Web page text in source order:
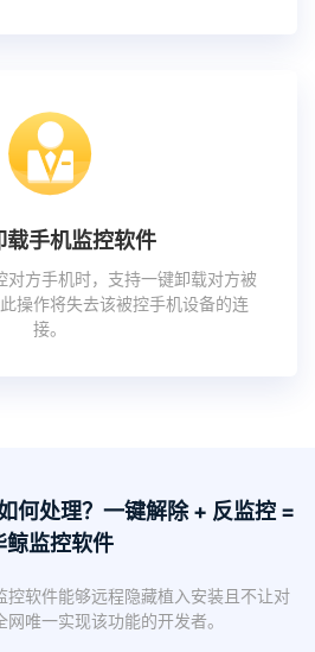
载手机监控软件
对方手机时，支持一键卸载对方被
操作将失去该被控手机设备的连
接。
何处理？一键解除 + 反监控 =
鲸监控软件
控软件能够远程隐藏植入安装且不让对
唯一实现该功能的开发者。